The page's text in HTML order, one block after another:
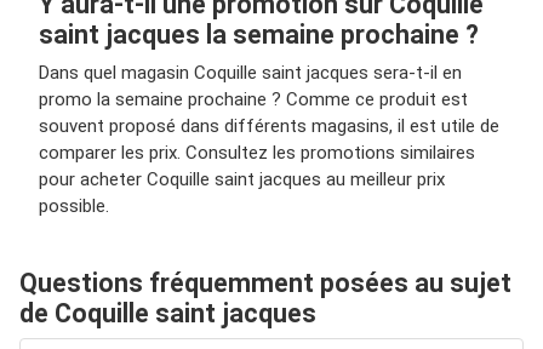
saint jacques la semaine prochaine ?
Dans quel magasin Coquille saint jacques sera-t-il en
promo la semaine prochaine ? Comme ce produit est
souvent proposé dans différents magasins, il est utile de
comparer les prix. Consultez les promotions similaires
pour acheter Coquille saint jacques au meilleur prix
possible.
Questions fréquemment posées au sujet
de Coquille saint jacques